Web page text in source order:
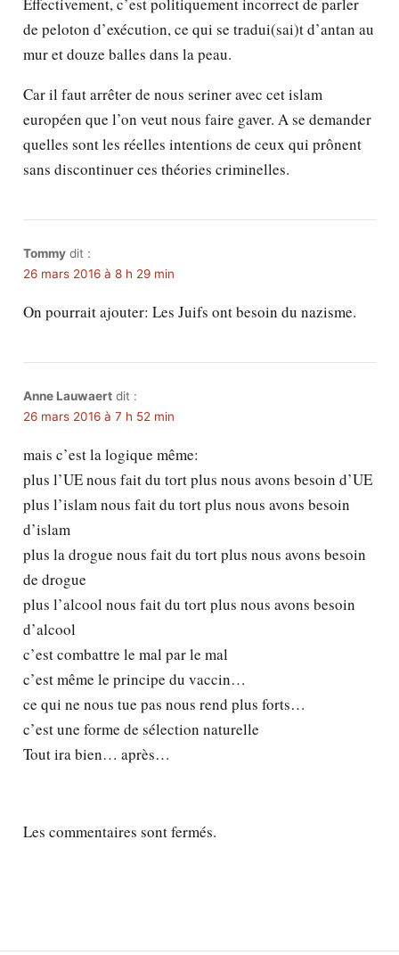
de peloton d’exécution, ce qui se tradui(sai)t d’antan au
mur et douze balles dans la peau.
Car il faut arrêter de nous seriner avec cet islam
européen que l’on veut nous faire gaver. A se demander
quelles sont les réelles intentions de ceux qui prônent
sans discontinuer ces théories criminelles.
Tommy dit :
26 mars 2016 à 8 h 29 min
On pourrait ajouter: Les Juifs ont besoin du nazisme.
Anne Lauwaert dit :
26 mars 2016 à 7 h 52 min
mais c’est la logique même:
plus l’UE nous fait du tort plus nous avons besoin d’UE
plus l’islam nous fait du tort plus nous avons besoin
d’islam
plus la drogue nous fait du tort plus nous avons besoin
de drogue
plus l’alcool nous fait du tort plus nous avons besoin
d’alcool
c’est combattre le mal par le mal
c’est même le principe du vaccin…
ce qui ne nous tue pas nous rend plus forts…
c’est une forme de sélection naturelle
Tout ira bien… après…
Les commentaires sont fermés.